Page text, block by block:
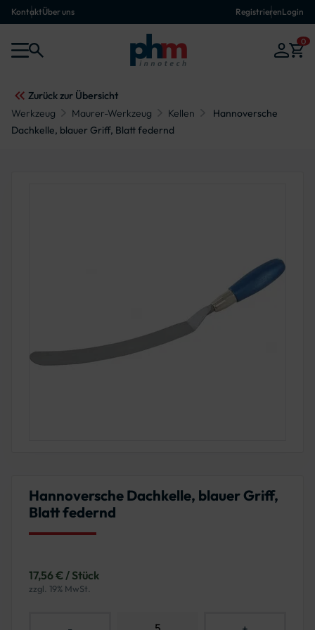
KontaktÜber uns RegistrierenLogin
0
Zurück zur Übersicht
Werkzeug
Maurer-Werkzeug Kellen
Hannoversche
Dachkelle, blauer Griff, Blatt federnd
Hannoversche Dachkelle, blauer Griff,
Blatt federnd
17,56 € / Stück
zzgl. 19% MwSt.